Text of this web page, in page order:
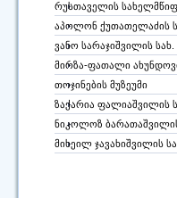
რუსთაველის
აპოლონ ქუთათელაძის
ვანო სარაჯიშვილის
მირზა-ფათალი
თოჯინების მუზეუმი
ზაქარია ფალიაშვილის
ნიკოლოზ
მიხეილ ჯავახიშვილის